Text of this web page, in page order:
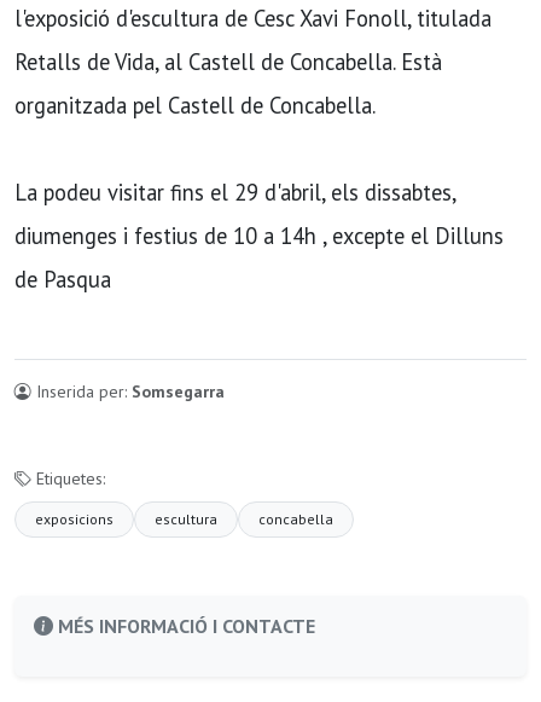
l'exposició d'escultura de Cesc Xavi Fonoll, titulada
Retalls de Vida, al Castell de Concabella. Està
organitzada pel Castell de Concabella.
La podeu visitar fins el 29 d'abril, els dissabtes,
diumenges i festius de 10 a 14h , excepte el Dilluns
de Pasqua
Inserida per: Somsegarra
Etiquetes:
exposicions escultura concabella
MÉS INFORMACIÓ I CONTACTE